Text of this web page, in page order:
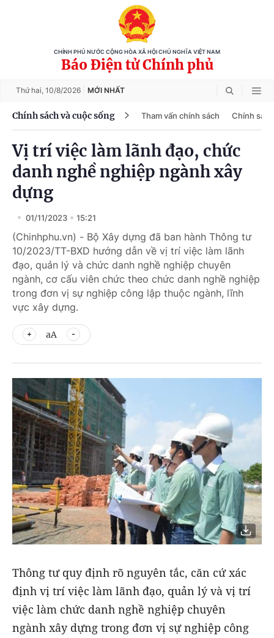
CHÍNH PHỦ NƯỚC CỘNG HÒA XÃ HỘI CHỦ NGHĨA VIỆT NAM
Báo Điện tử Chính phủ
Thứ hai, 10/8/2026 MỚI NHẤT
Chính sách và cuộc sống Tham vấn chính sách Chính
Vị trí việc làm lãnh đạo, chức
danh nghề nghiệp ngành xây
dựng
01/11/2023 15:21
(Chinhphu.vn) - Bộ Xây dựng đã ban hành Thông tư
10/2023/TT-BXD hướng dẫn về vị trí việc làm lãnh
đạo, quản lý và chức danh nghề nghiệp chuyên
ngành, cơ cấu viên chức theo chức danh nghề nghiệp
trong đơn vị sự nghiệp công lập thuộc ngành, lĩnh
vực xây dựng.
aA
Thông tư quy định rõ nguyên tắc, căn cứ xác
định vị trí việc làm lãnh đạo, quản lý và vị trí
việc làm chức danh nghề nghiệp chuyên
ngành xây dựng trong đơn vị sự nghiệp công